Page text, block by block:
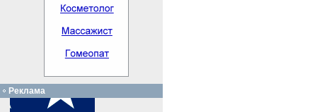
Реклама